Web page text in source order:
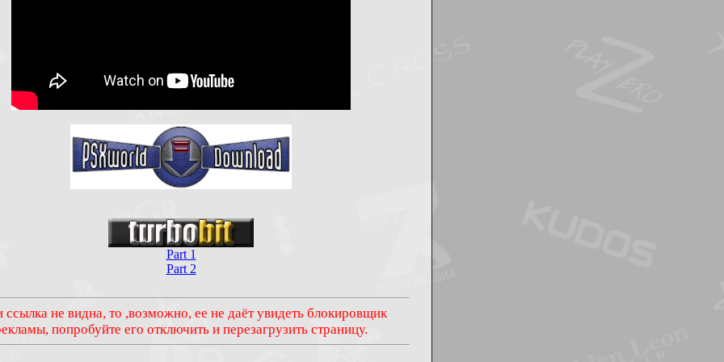
Part 1
Part 2
ссылка не видна, то ,возможно, ее не даёт увидеть блокировщик
попробуйте его отключить и перезагрузить страницу.